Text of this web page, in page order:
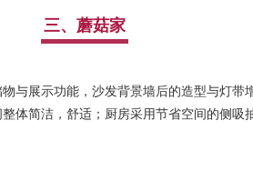
三、蘑菇家
与展示功能，沙发背景墙后的造型与灯带
体简洁，舒适；厨房采用节省空间的侧吸